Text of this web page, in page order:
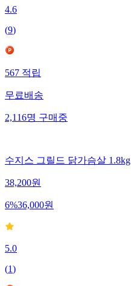
4.6
(9)
567적립
무료배송
2,116명구매중
수지스 그릴드 닭가슴살 1.8kg
38,200원
6%36,000원
5.0
(1)